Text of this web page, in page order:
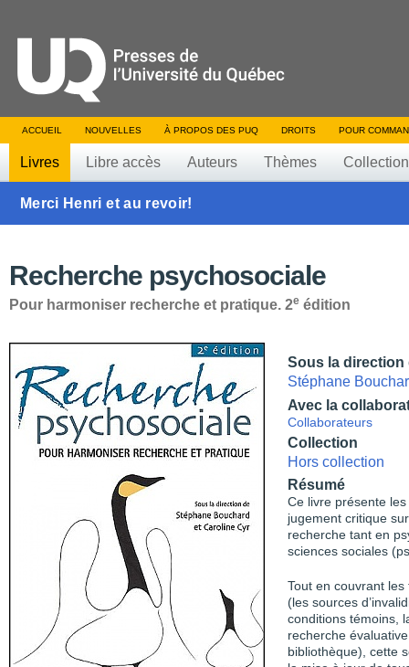
ACCUEIL NOUVELLES À PROPOS DES PUQ DROITS POUR
Livres Libre accès Auteurs Thèmes
Merci Henri et au revoir!
Recherche psychosociale
Pour harmoniser recherche et pratique. 2e édition
Sous la direction
Stéphane
Avec la
Collaborateurs
Collection
Hors collection
Résumé
Ce livre présente
jugement critique
recherche tant en
sciences sociales
Tout en couvrant
(les sources
conditions témoins,
recherche
bibliothèque), cette